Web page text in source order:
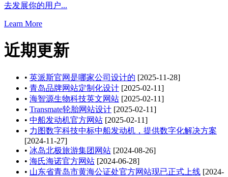
去发展你的用户...
Learn More
近期更新
• 英派斯官网是哪家公司设计的 [2025-11-28]
• 青岛品牌网站定制化设计 [2025-02-11]
• 海智源生物科技英文网站 [2025-02-11]
• Transmate轮胎网站设计 [2025-02-11]
• 中船发动机官方网站 [2025-02-11]
• 力图数字科技中标中船发动机，提供数字化解决方案
[2024-11-27]
• 冰岛北极旅游集团网站 [2024-08-26]
• 海氏海诺官方网站 [2024-06-28]
• 山东省青岛市黄海公证处官方网站现已正式上线 [2024-